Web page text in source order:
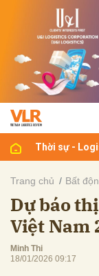
Thời sự -
Trang chủ Bất
Dự báo
Việt Nam
Minh Thi
18/01/2026 09:17
luận